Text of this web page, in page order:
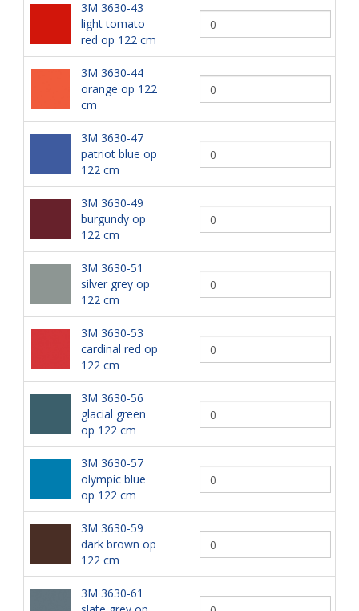
3M 3630-43
light tomato
red op 122 cm
3M 3630-44
orange op 122
cm
3M 3630-47
patriot blue op
122 cm
3M 3630-49
burgundy op
122 cm
3M 3630-51
silver grey op
122 cm
3M 3630-53
cardinal red op
122 cm
3M 3630-56
glacial green
op 122 cm
3M 3630-57
olympic blue
op 122 cm
3M 3630-59
dark brown op
122 cm
3M 3630-61